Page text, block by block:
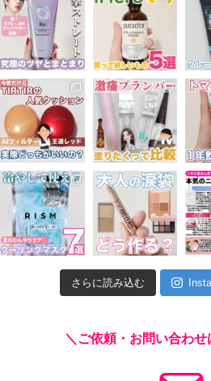
さらに読み込む
＼ご依頼・お問い合わ